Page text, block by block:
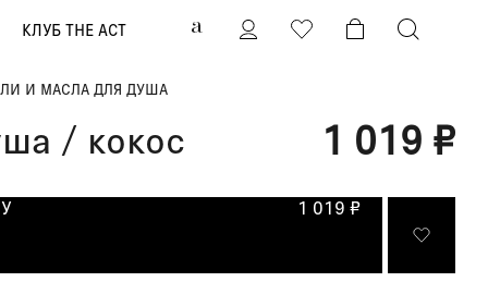
КЛУБ THE ACT
И МАСЛА ДЛЯ ДУША
/ кокос 1 019 ₽
1 019 ₽